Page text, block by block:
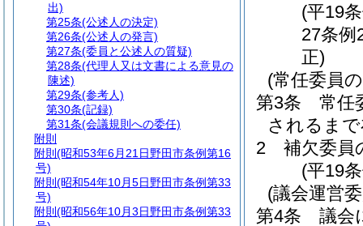
(平19
27条例
正)
(常任委員
第3条
常任
されるま
2
補欠委員
(平19
(議会運営
第4条
議会
出)
第25条(公述人の決定)
第26条(公述人の発言)
第27条(委員と公述人の質疑)
第28条(代理人又は文書による意見の
陳述)
第29条(参考人)
第30条(記録)
第31条(会議規則への委任)
附則
附則 (昭和53年6月21日野田市条例第16
号)
附則 (昭和54年10月5日野田市条例第33
号)
附則 (昭和56年10月3日野田市条例第33